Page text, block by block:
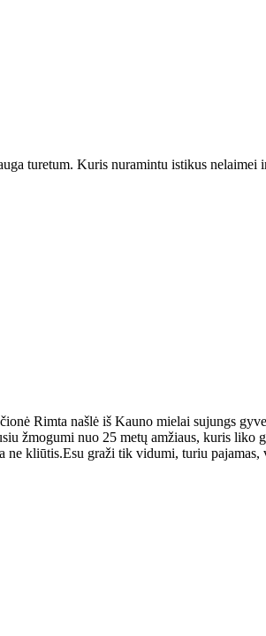
turetum. Kuris nuramintu istikus
Rimta našlė iš Kauno mielai sujungs
žmogumi nuo 25 metų amžiaus, kuris
kliūtis.Esu graži tik vidumi, turiu